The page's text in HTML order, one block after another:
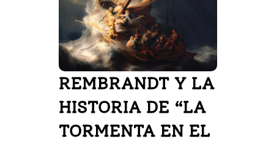
REMBRANDT Y LA
HISTORIA DE “LA
TORMENTA EN EL